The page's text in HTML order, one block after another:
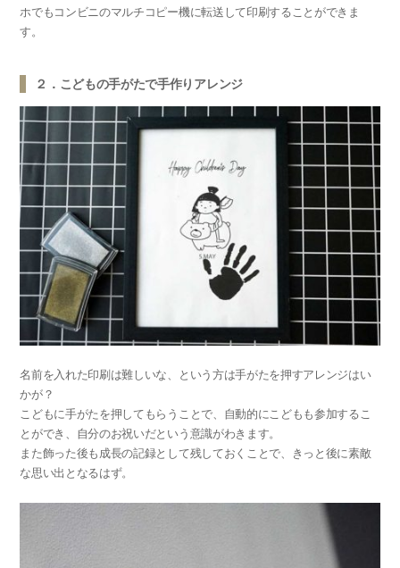
ホでもコンビニのマルチコピー機に転送して印刷することができま
す。
２．こどもの手がたで手作りアレンジ
名前を入れた印刷は難しいな、という方は手がたを押すアレンジはい
かが？
こどもに手がたを押してもらうことで、自動的にこどもも参加するこ
とができ、自分のお祝いだという意識がわきます。
また飾った後も成長の記録として残しておくことで、きっと後に素敵
な思い出となるはず。